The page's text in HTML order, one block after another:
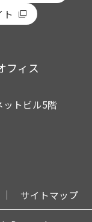
フィス
トビル5階
サイトマップ